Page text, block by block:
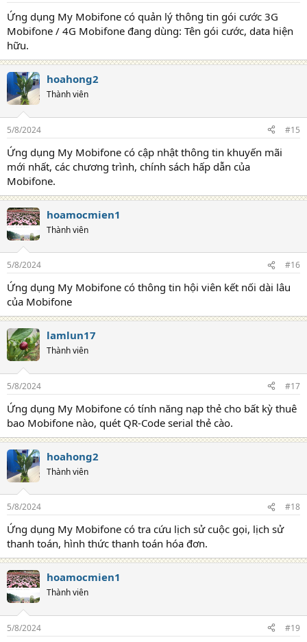
Ứng dụng My Mobifone có quản lý thông tin gói cước 3G
Mobifone / 4G Mobifone đang dùng: Tên gói cước, data hiện
hữu.
hoahong2
Thành viên
5/8/2024 #15
Ứng dụng My Mobifone có cập nhật thông tin khuyến mãi
mới nhất, các chương trình, chính sách hấp dẫn của
Mobifone.
hoamocmien1
Thành viên
5/8/2024 #16
Ứng dụng My Mobifone có thông tin hội viên kết nối dài lâu
của Mobifone
lamlun17
Thành viên
5/8/2024 #17
Ứng dụng My Mobifone có tính năng nạp thẻ cho bất kỳ thuê
bao Mobifone nào, quét QR-Code serial thẻ cào.
hoahong2
Thành viên
5/8/2024 #18
Ứng dụng My Mobifone có tra cứu lịch sử cuộc gọi, lịch sử
thanh toán, hình thức thanh toán hóa đơn.
hoamocmien1
Thành viên
5/8/2024 #19